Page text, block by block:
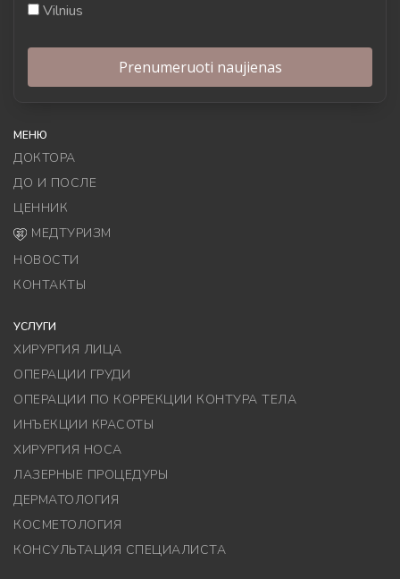
Vilnius
МЕНЮ
ДОКТОРА
ДО И ПОСЛЕ
ЦЕННИК
МЕДТУРИЗМ
НОВОСТИ
КОНТАКТЫ
УСЛУГИ
ХИРУРГИЯ ЛИЦА
ОПЕРАЦИИ ГРУДИ
ОПЕРАЦИИ ПО КОРРЕКЦИИ КОНТУРА ТЕЛА
ИНЪЕКЦИИ КРАСОТЫ
ХИРУРГИЯ НОСА
ЛАЗЕРНЫЕ ПРОЦЕДУРЫ
ДЕРМАТОЛОГИЯ
КОСМЕТОЛОГИЯ
КОНСУЛЬТАЦИЯ СПЕЦИАЛИСТА